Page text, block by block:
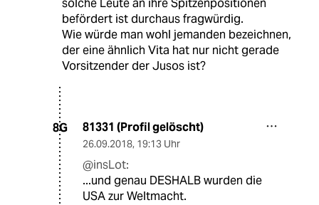
solche Leute an ihre Spitzenpositionen
befördert ist durchaus fragwürdig.
Wie würde man wohl jemanden bezeichnen,
der eine ähnlich Vita hat nur nicht gerade
Vorsitzender der Jusos ist?
8G 81331 (Profil gelöscht)
26.09.2018, 19:13 Uhr
@insLot:
...und genau DESHALB wurden die
USA zur Weltmacht.